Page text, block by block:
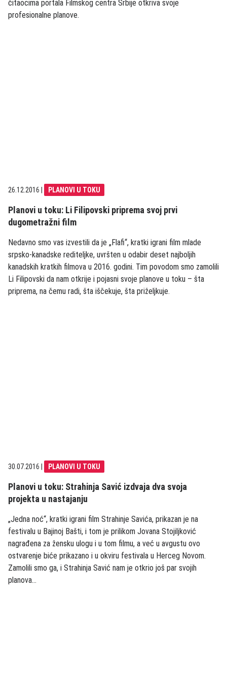
čitaocima portala Filmskog centra Srbije otkriva svoje
profesionalne planove.
26.12.2016 PLANOVI U TOKU
Planovi u toku: Li Filipovski priprema svoj prvi
dugometražni film
Nedavno smo vas izvestili da je „Flafi“, kratki igrani film mlade
srpsko-kanadske rediteljke, uvršten u odabir deset najboljih
kanadskih kratkih filmova u 2016. godini. Tim povodom smo zamolili
Li Filipovski da nam otkrije i pojasni svoje planove u toku – šta
priprema, na čemu radi, šta iščekuje, šta priželjkuje.
30.07.2016 PLANOVI U TOKU
Planovi u toku: Strahinja Savić izdvaja dva svoja
projekta u nastajanju
„Jedna noć“, kratki igrani film Strahinje Savića, prikazan je na
festivalu u Bajinoj Bašti, i tom je prilikom Jovana Stojiljković
nagrađena za žensku ulogu i u tom filmu, a već u avgustu ovo
ostvarenje biće prikazano i u okviru festivala u Herceg Novom.
Zamolili smo ga, i Strahinja Savić nam je otkrio još par svojih
planova…